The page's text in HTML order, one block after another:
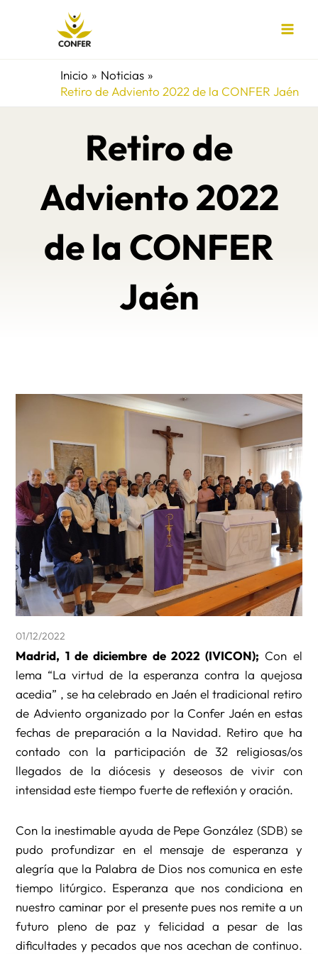
Inicio
Noticias
Retiro de Adviento 2022 de la CONFER Jaén
Retiro de
Adviento 2022
de la CONFER
Jaén
01/12/2022
Madrid, 1 de diciembre de 2022 (IVICON); Con el
lema “La virtud de la esperanza contra la quejosa
acedia” , se ha celebrado en Jaén el tradicional retiro
de Adviento organizado por la Confer Jaén en estas
fechas de preparación a la Navidad. Retiro que ha
contado con la participación de 32 religiosas/os
llegados de la diócesis y deseosos de vivir con
intensidad este tiempo fuerte de reflexión y oración.
Con la inestimable ayuda de Pepe González (SDB) se
pudo profundizar en el mensaje de esperanza y
alegría que la Palabra de Dios nos comunica en este
tiempo litúrgico. Esperanza que nos condiciona en
nuestro caminar por el presente pues nos remite a un
futuro pleno de paz y felicidad a pesar de las
dificultades y pecados que nos acechan de continuo.